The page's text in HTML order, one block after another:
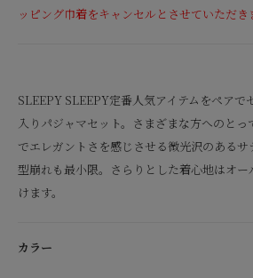
ッピング巾着をキャンセルとさせていただき
SLEEPY SLEEPY定番人気アイテムをペア
入りパジャマセット。さまざまな方へのと
でエレガントさを感じさせる微光沢のある
型崩れも最小限。さらりとした着心地はオ
けます。
カラー